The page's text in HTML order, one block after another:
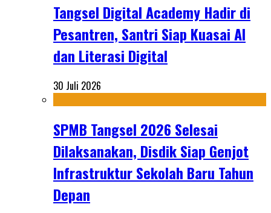
Tangsel Digital Academy Hadir di
Pesantren, Santri Siap Kuasai AI
dan Literasi Digital
30 Juli 2026
SPMB Tangsel 2026 Selesai
Dilaksanakan, Disdik Siap Genjot
Infrastruktur Sekolah Baru Tahun
Depan